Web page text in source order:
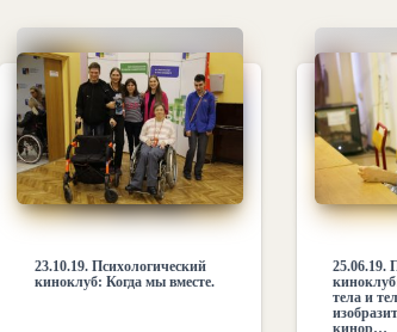
23.10.19. Психологический
киноклуб: Когда мы вместе.
25.06.19.
тела и
кинор…